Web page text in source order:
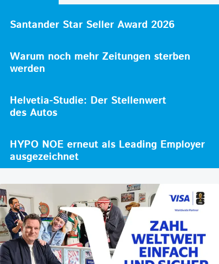
Santander Star Seller Award 2026
Warum noch mehr Zeitungen sterben
werden
Helvetia-Studie: Der Stellenwert
des Autos
HYPO NOE erneut als Leading Employer
ausgezeichnet